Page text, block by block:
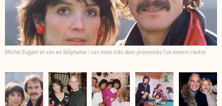
Michel Fugain et son ex Stéphanie : ces mots très durs prononcés l'un envers l'autre